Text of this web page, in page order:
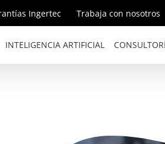
Ingertec Trabaja con nosotros
INTELIGENCIA ARTIFICIAL